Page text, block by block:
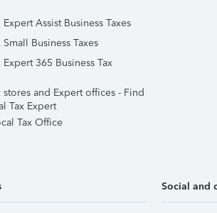
Expert Assist Business Taxes
Small Business Taxes
Expert 365 Business Tax
stores and Expert offices - Find
Tax Expert
Tax Office
Social and